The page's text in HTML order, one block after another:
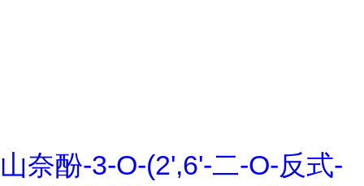
山奈酚-3-O-(2',6'-二-O-反式-